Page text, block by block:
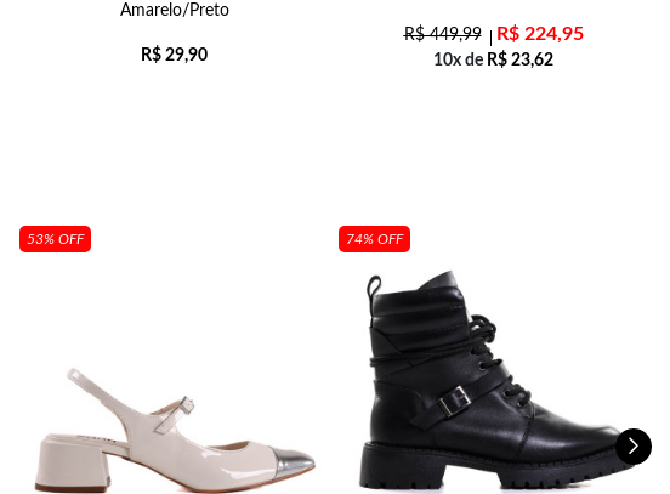
Amarelo/Preto
R$ 29,90
R$449,99 R$224,95
10x de R$ 23,62
53% OFF 74% OFF